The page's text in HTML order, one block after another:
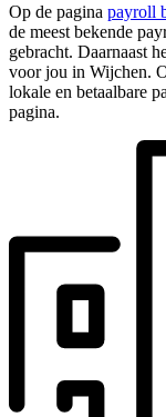
Op de pagina payroll
de meest bekende
gebracht. Daarnaast
voor jou in Wijchen.
lokale en betaalbare
pagina.